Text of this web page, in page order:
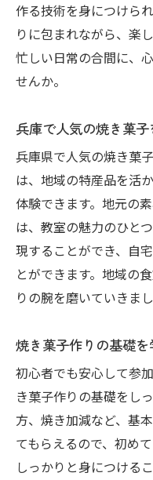
作る技術を身につけら
りに包まれながら、楽
忙しい日常の合間に、
せんか。
兵庫で人気の焼き菓
兵庫県で人気の焼き菓
は、地域の特産品を活
体験できます。地元の
は、教室の魅力のひと
現することができ、自
とができます。地域の
りの腕を磨いていきまし
焼き菓子作りの基礎を
初心者でも安心して参
き菓子作りの基礎をし
方、焼き加減など、基
てもらえるので、初め
しっかりと身につける